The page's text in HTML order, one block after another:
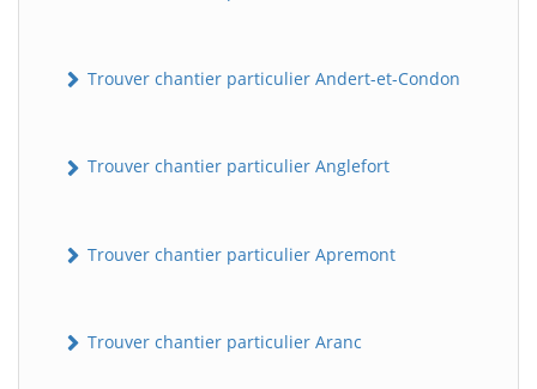
Trouver chantier particulier Andert-et-Condon
Trouver chantier particulier Anglefort
Trouver chantier particulier Apremont
Trouver chantier particulier Aranc